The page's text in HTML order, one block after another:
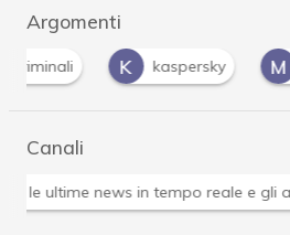
Argomenti
K kaspersky M
Canali
Attacchi hacker e Malware: